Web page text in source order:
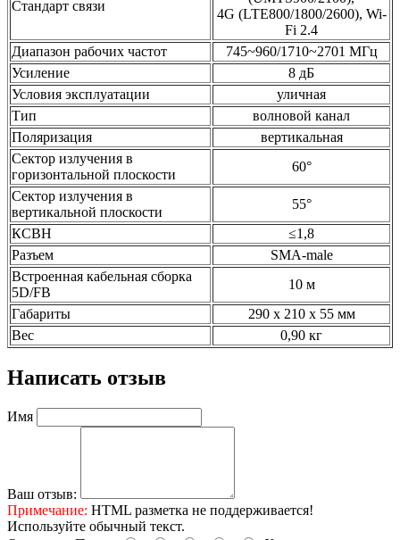
Стандарт связи
4G (LTE800/1800/2600), Wi-
Fi 2.4
Диапазон рабочих частот
745~960/1710~2701 МГц
Усиление
8 дБ
Условия эксплуатации
уличная
Тип
волновой канал
Поляризация
вертикальная
Сектор излучения в
горизонтальной плоскости
60°
Сектор излучения в
вертикальной плоскости
55°
КСВН
≤1,8
Разъем
SMA-male
Встроенная кабельная сборка
5D/FB
10 м
Габариты
290 х 210 х 55 мм
Вес
0,90 кг
Написать отзыв
Имя
Ваш отзыв:
Примечание: HTML разметка не поддерживается!
Используйте обычный текст.